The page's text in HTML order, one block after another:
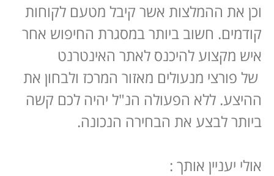
וכן את ההמלצות אשר קיבל מטעם לקוחות
קודמים. חשוב ביותר במסגרת החיפוש אחר
איש מקצוע להיכנס לאתר האינטרנט
של פורצי מנעולים מאזור המרכז ולבחון את
ההיצע. ללא הפעולה הנ"ל יהיה לכם קשה
ביותר לבצע את הבחירה הנכונה.
אולי יעניין אותך :